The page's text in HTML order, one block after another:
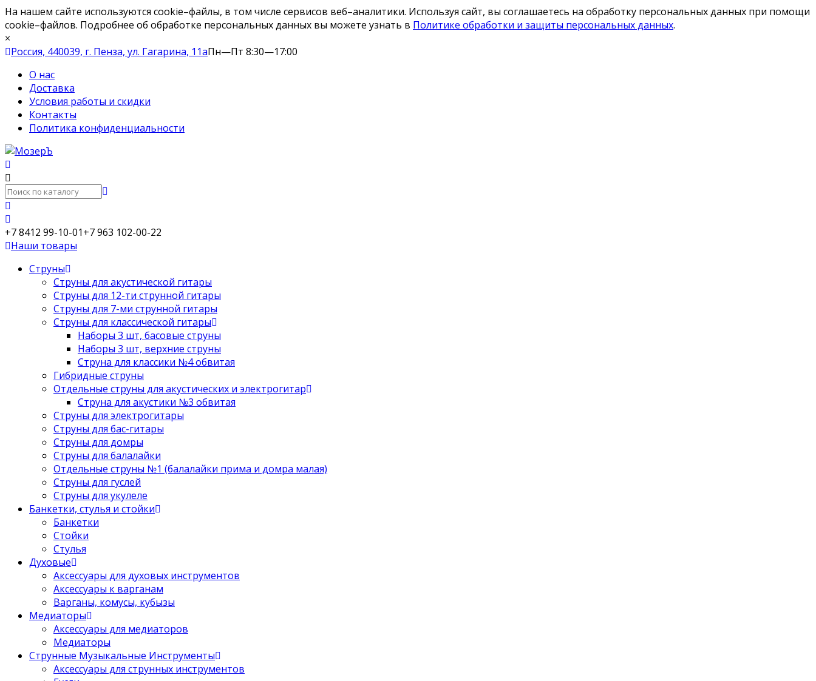
На нашем сайте используются cookie–файлы, в том числе сервисов веб–аналитики. Используя сайт, вы соглашаетесь на обработку персональных данных при помощи
cookie–файлов. Подробнее об обработке персональных данных вы можете узнать в Политике обработки и защиты персональных данных.
×
Россия, 440039, г. Пенза, ул. Гагарина, 11аПн—Пт 8:30—17:00
О нас
Доставка
Условия работы и скидки
Контакты
Политика конфиденциальности
+7 8412 99-10-01+7 963 102-00-22
Наши товары
Струны
Струны для акустической гитары
Струны для 12-ти струнной гитары
Струны для 7-ми струнной гитары
Струны для классической гитары
Наборы 3 шт, басовые струны
Наборы 3 шт, верхние струны
Струна для классики №4 обвитая
Гибридные струны
Отдельные струны для акустических и электрогитар
Струна для акустики №3 обвитая
Струны для электрогитары
Струны для бас-гитары
Струны для домры
Струны для балалайки
Отдельные струны №1 (балалайки прима и домра малая)
Струны для гуслей
Струны для укулеле
Банкетки, стулья и стойки
Банкетки
Стойки
Стулья
Духовые
Аксессуары для духовых инструментов
Аксессуары к варганам
Варганы, комусы, кубызы
Медиаторы
Аксессуары для медиаторов
Медиаторы
Струнные Музыкальные Инструменты
Аксессуары для струнных инструментов